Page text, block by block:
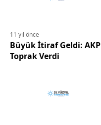
11 yıl önce
Büyük İtiraf Geldi: AKP
Toprak Verdi